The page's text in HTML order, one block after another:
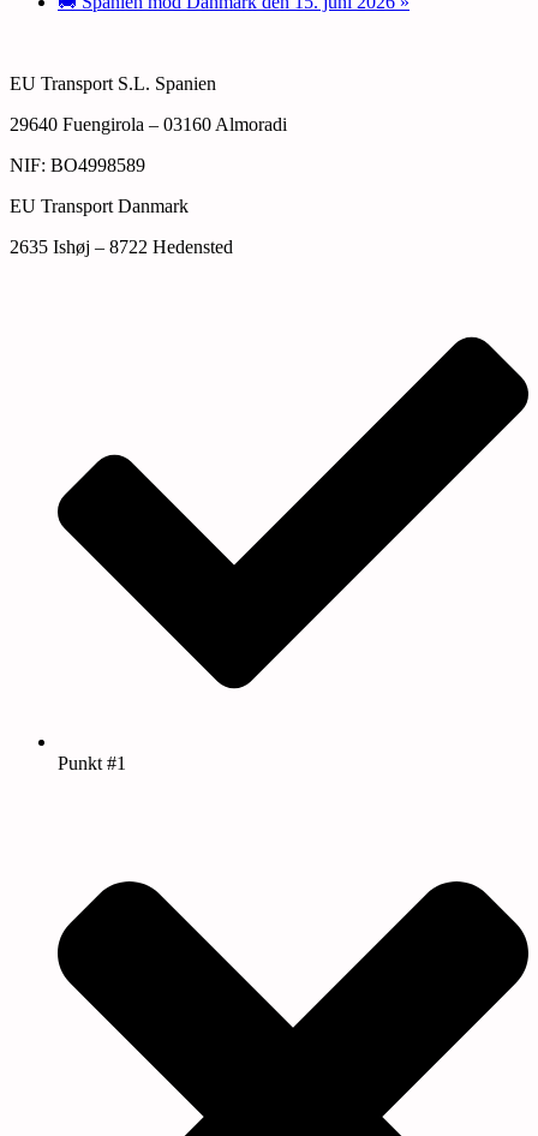
EU Transport S.L. Spanien
29640 Fuengirola – 03160 Almoradi
NIF: BO4998589
EU Transport Danmark
2635 Ishøj – 8722 Hedensted
Punkt #1